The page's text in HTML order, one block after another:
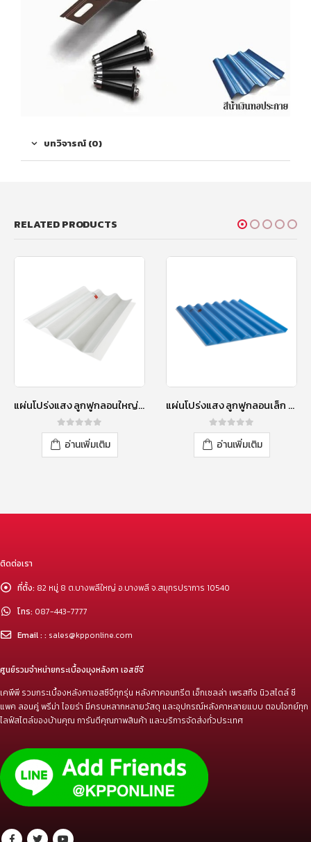
บทวิจารณ์ (0)
RELATED PRODUCTS
แผ่นโปร่งแสง ลูกฟูกลอนใหญ่ 120 ซม. สีขาวใส
0out of 5
อ่านเพิ่มเติม
แผ่นโปร่งแสง ลูกฟูกลอนเล็ก 120 ซม. สีน้ำเงิน
0out of 5
อ่านเพิ่มเติม
ติดต่อเรา
ที่ตั้ง: 82 หมู่ 8 ต.บางพลีใหญ่ อ.บางพลี จ.สมุทรปราการ 10540
โทร: 087-443-7777
Email : : sales@kpponline.com
ศูนย์รวมจำหน่ายกระเบื้องมุงหลังคา เอสซีจี
เคพีพี รวมกระเบื้องหลังคาเอสซีจีทุกรุ่น หลังคาคอนกรีต เอ็กเซลล่า เพรสทีจ นิวสไตล์ ซี
แพค ลอนคู่ พรีม่า ไอยร่า มีครบหลากหลายวัสดุ และอุปกรณ์หลังคาหลายแบบ ตอบโจทย์ทุก
ไลฟ์สไตล์ของบ้านคุณ การันตีคุณภาพสินค้า และบริการจัดส่งทั่วประเทศ